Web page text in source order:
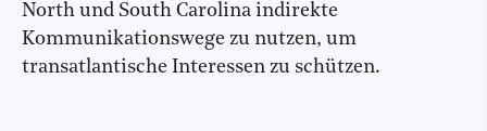
North und South Carolina indirekte
Kommunikationswege zu nutzen, um
transatlantische Interessen zu schützen.